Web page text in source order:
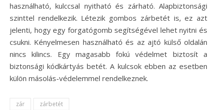
használható, kulccsal nyitható és zárható. Alapbiztonsági
szinttel rendelkezik. Létezik gombos zárbetét is, ez azt
jelenti, hogy egy forgatógomb segítségével lehet nyitni és
csukni. Kényelmesen használható és az ajtó külső oldalán
nincs kilincs. Egy magasabb fokú védelmet biztosít a
biztonsági kódkártyás betét. A kulcsok ebben az esetben
külön másolás-védelemmel rendelkeznek.
zár zárbetét